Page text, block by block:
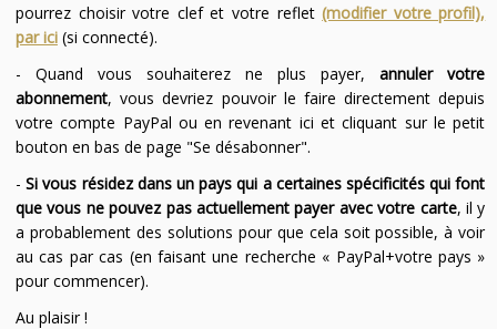
pourrez choisir votre clef et votre reflet(modifier votre profil),
par ici(si connecté).
- Quand vous souhaiterez ne plus payer,annuler votre
abonnement, vous devriez pouvoir le faire directement depuis
votre compte PayPal ou en revenant ici et cliquant sur le petit
bouton en bas de page "Se désabonner".
-Si vous résidez dans un pays qui a certaines spécificités qui font
que vous ne pouvez pas actuellement payer avec votre carte, il y
a probablement des solutions pour que cela soit possible, à voir
au cas par cas (en faisant une recherche « PayPal+votre pays »
pour commencer).
Au plaisir !